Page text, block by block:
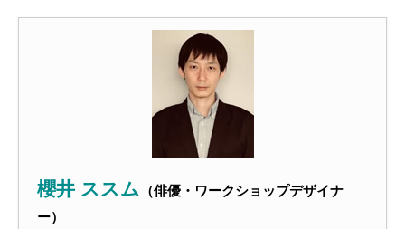
櫻井 ススム （俳優・ワークショップデザイナ
ー）